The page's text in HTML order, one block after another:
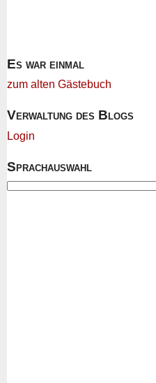
Es war einmal
zum alten Gästebuch
Verwaltung des Blogs
Login
Sprachauswahl